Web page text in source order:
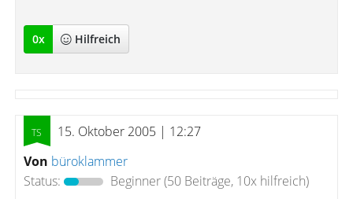
0x Hilfreich
15. Oktober 2005 | 12:27
Von büroklammer
Status:
Beginner(50 Beiträge, 10x hilfreich)